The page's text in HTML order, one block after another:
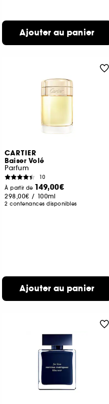
Ajouter au panier
CARTIER
Baiser Volé
Parfum
10
À partir de 149,00€
298,00€ / 100ml
2 contenances disponibles
Ajouter au panier